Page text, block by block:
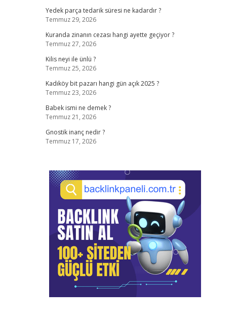
Yedek parça tedarik süresi ne kadardır ?
Temmuz 29, 2026
Kuranda zinanın cezası hangi ayette geçiyor ?
Temmuz 27, 2026
Kilis neyi ile ünlü ?
Temmuz 25, 2026
Kadıköy bit pazarı hangi gün açık 2025 ?
Temmuz 23, 2026
Babek ismi ne demek ?
Temmuz 21, 2026
Gnostik inanç nedir ?
Temmuz 17, 2026